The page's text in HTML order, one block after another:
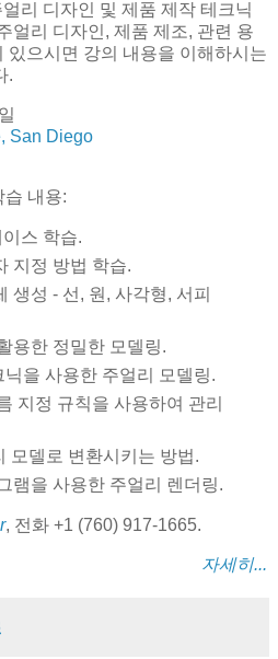
리 디자인 및 제품 제작 테크닉
얼리 디자인, 제품 제조, 관련 용
있으시면 강의 내용을 이해하시는
.
San Diego
습 내용:
스 학습.
지정 방법 학습.
생성 - 선, 원, 사각형, 서피
용한 정밀한 모델링.
을 사용한 주얼리 모델링.
지정 규칙을 사용하여 관리
모델로 변환시키는 방법.
램을 사용한 주얼리 렌더링.
, 전화 +1 (760) 917-1665.
자세히...